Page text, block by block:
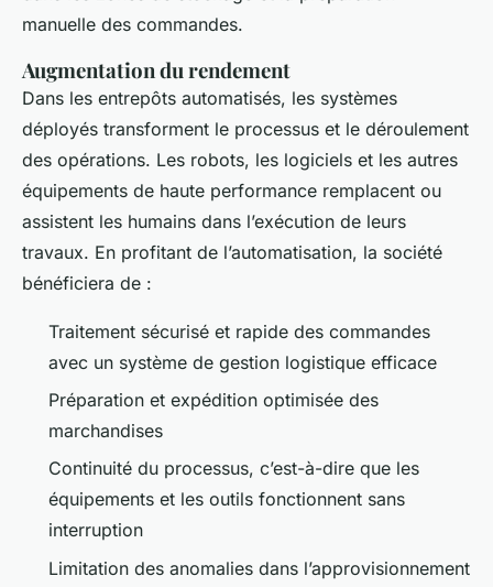
manuelle des commandes.
Augmentation du rendement
Dans les entrepôts automatisés, les systèmes
déployés transforment le processus et le déroulement
des opérations. Les robots, les logiciels et les autres
équipements de haute performance remplacent ou
assistent les humains dans l’exécution de leurs
travaux. En profitant de l’automatisation, la société
bénéficiera de :
Traitement sécurisé et rapide des commandes
avec un système de gestion logistique efficace
Préparation et expédition optimisée des
marchandises
Continuité du processus, c’est-à-dire que les
équipements et les outils fonctionnent sans
interruption
Limitation des anomalies dans l’approvisionnement